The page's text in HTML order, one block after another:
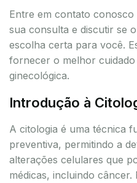
Entre em contato
sua consulta e discutir se
escolha certa para você.
fornecer o melhor
ginecológica.
Introdução à
A citologia é uma técnica
preventiva, permitindo a
alterações celulares que
médicas, incluindo câncer.